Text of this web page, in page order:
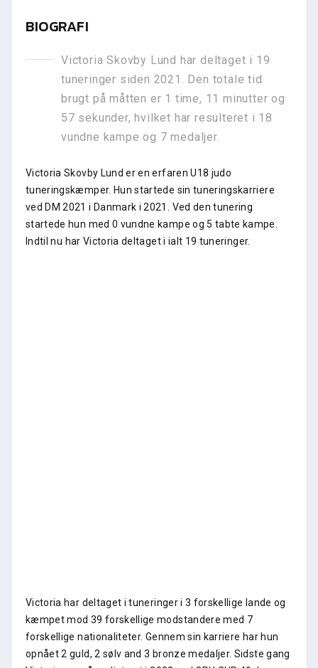
BIOGRAFI
Victoria Skovby Lund har deltaget i 19
tuneringer siden 2021. Den totale tid
brugt på måtten er 1 time, 11 minutter og
57 sekunder, hvilket har resulteret i 18
vundne kampe og 7 medaljer.
Victoria Skovby Lund er en erfaren U18 judo
tuneringskæmper. Hun startede sin tuneringskarriere
ved DM 2021 i Danmark i 2021. Ved den tunering
startede hun med 0 vundne kampe og 5 tabte kampe.
Indtil nu har Victoria deltaget i ialt 19 tuneringer.
Victoria har deltaget i tuneringer i 3 forskellige lande og
kæmpet mod 39 forskellige modstandere med 7
forskellige nationaliteter. Gennem sin karriere har hun
opnået 2 guld, 2 sølv and 3 bronze medaljer. Sidste gang